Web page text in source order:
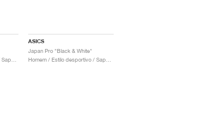
ASICS
Japan Pro "Black & White"